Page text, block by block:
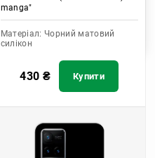
manga"
Матеріал: Чорний матовий
силікон
430 ₴ Купити